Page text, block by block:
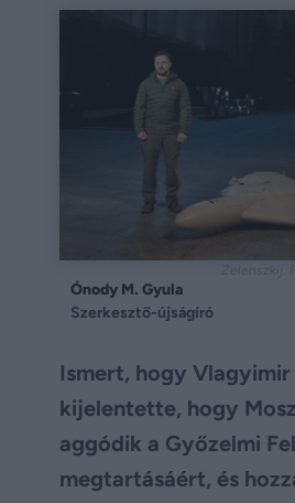
Ónody M. Gyula
Szerkesztő-újságíró
Ismert, hogy Vlagyimir
kijelentette, hogy
aggódik a Győzelmi
megtartásáért, és